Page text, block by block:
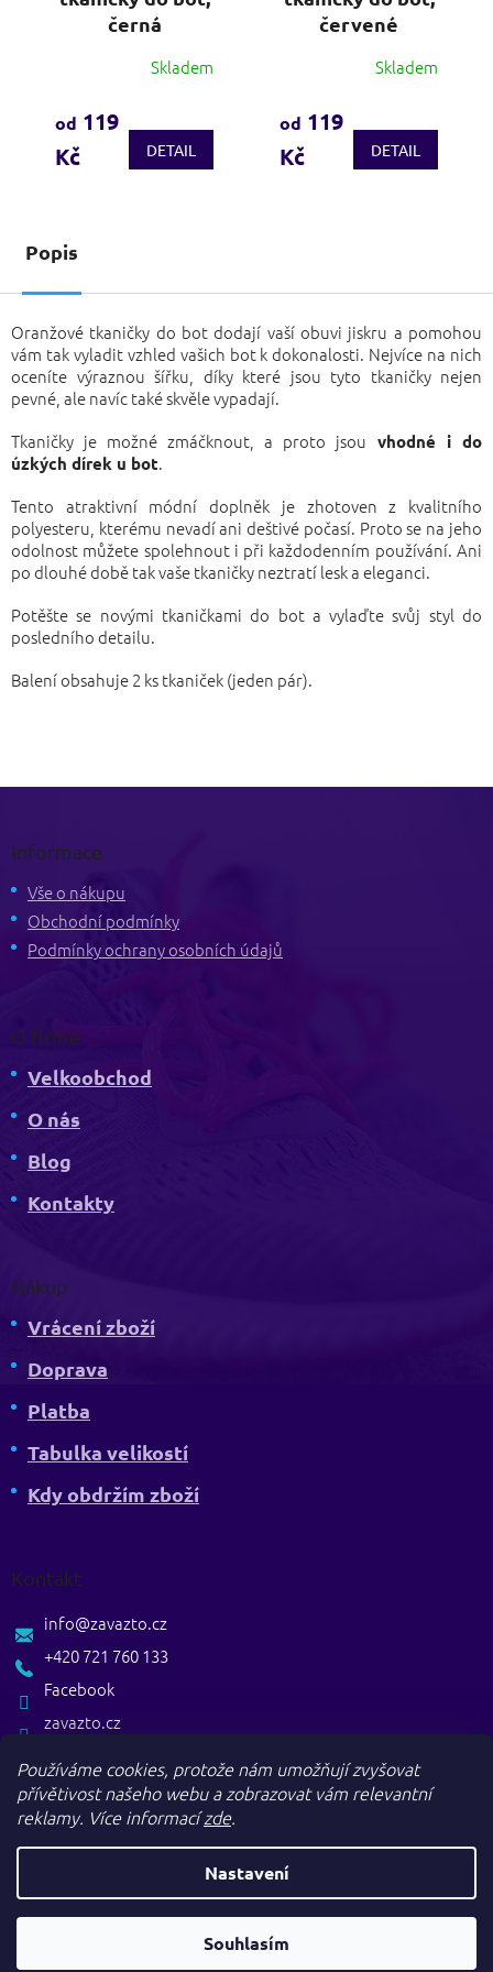
Používáme cookies, protože nám umožňují zvyšovat
přívětivost našeho webu a zobrazovat vám relevantní
reklamy. Více informacízde.
Nastavení
Souhlasím
černá
produktu
je
3,7
Skladem
od 119
Kč
DETAIL
červené
produktu
je
3,6
Skladem
od 119
Kč
DETAIL
Popis
Oranžové tkaničky do bot dodají vaší obuvi jiskru a pomohou
vám tak vyladit vzhled vašich bot k dokonalosti. Nejvíce na nich
oceníte výraznou šířku, díky které jsou tyto tkaničky nejen
pevné, ale navíc také skvěle vypadají.
Tkaničky je možné zmáčknout, a proto jsou vhodné i do
úzkých dírek u bot.
Tento atraktivní módní doplněk je zhotoven z kvalitního
polyesteru, kterému nevadí ani deštivé počasí. Proto se na jeho
odolnost můžete spolehnout i při každodenním používání. Ani
po dlouhé době tak vaše tkaničky neztratí lesk a eleganci.
Potěšte se novými tkaničkami do bot a vylaďte svůj styl do
posledního detailu.
Balení obsahuje 2 ks tkaniček (jeden pár).
Informace
Vše o nákupu
Obchodní podmínky
Podmínky ochrany osobních údajů
O firmě
Velkoobchod
O nás
Blog
Kontakty
Nákup
Vrácení zboží
Doprava
Platba
Tabulka velikostí
Kdy obdržím zboží
Kontakt
zavazto.cz
info@zavazto.cz
+420 721 760 133
Facebook
Vytvořil Shoptet
Zavazto.cz. Všechna práva vyhrazena.